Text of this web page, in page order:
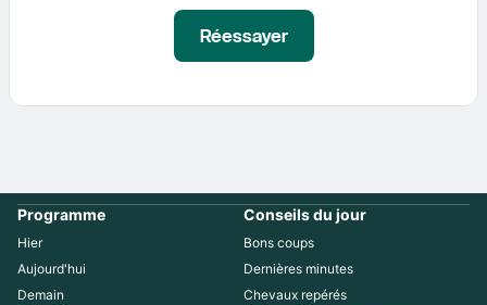
Réessayer
Programme
Hier
Aujourd'hui
Demain
Conseils du jour
Bons coups
Dernières minutes
Chevaux repérés